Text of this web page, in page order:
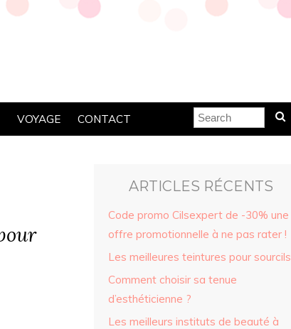
VOYAGE CONTACT
ARTICLES RÉCENTS
Code promo Cilsexpert de -30% une
offre promotionnelle à ne pas rater !
Les meilleures teintures pour sourcils
Comment choisir sa tenue
d’esthéticienne ?
Les meilleurs instituts de beauté à